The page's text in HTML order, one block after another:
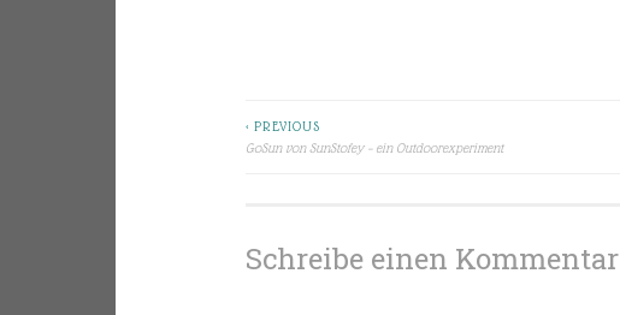
Beitragsnavigation
< PREVIOUS
GoSun von SunStofey – ein Outdoorexperiment
Schreibe einen Kommentar